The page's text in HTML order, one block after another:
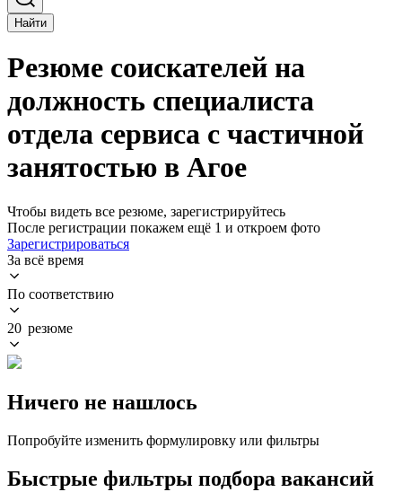
Найти
Резюме соискателей на
должность специалиста
отдела сервиса с частичной
занятостью в Агое
Чтобы видеть все резюме, зарегистрируйтесь
После регистрации покажем ещё 1 и откроем фото
Зарегистрироваться
За всё время
По соответствию
20 резюме
Ничего не нашлось
Попробуйте изменить формулировку или фильтры
Быстрые фильтры подбора вакансий